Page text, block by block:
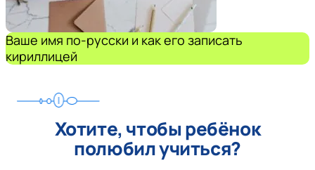
Ваше имя по-русски и как его записать
кириллицей
Хотите, чтобы ребёнок
полюбил учиться?